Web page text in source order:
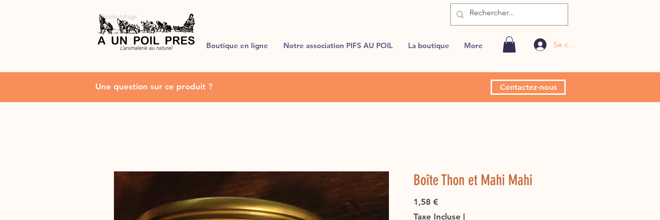
Boutique en ligne Notre association PIFS AU POIL La boutique More Se connecter
Product Page
Une question sur ce produit ? Contactez-nous
Boîte Thon et Mahi Mahi
1,58 €Prix
Taxe Incluse